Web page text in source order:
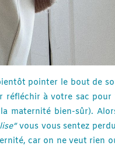
pointer le bout de
réfléchir à votre sac pour
maternité bien-sûr).
vous vous sentez
car on ne veut rien